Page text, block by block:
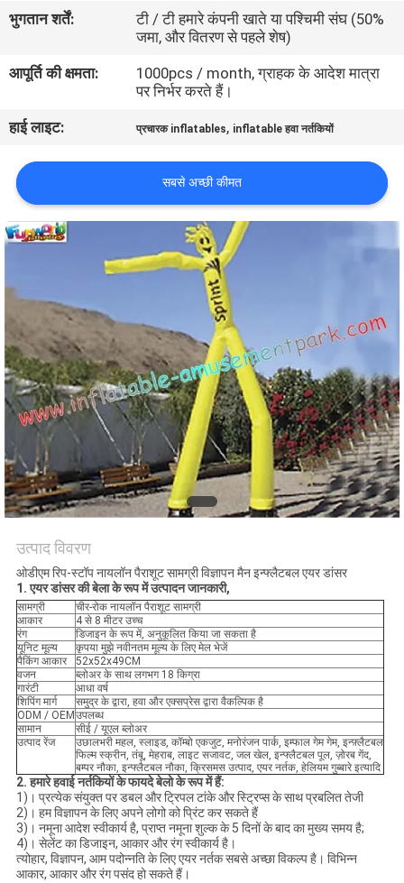
NEWS
साइटमैप
PRIVACY
POLICY
भुगतान शर्तें:
टी / टी हमारे कंपनी खाते या पश्चिमी संघ (50%
जमा, और वितरण से पहले शेष)
आपूर्ति की क्षमता:
1000pcs / month, ग्राहक के आदेश मात्रा
पर निर्भर करते हैं।
हाई लाइट:
प्रचारक inflatables, inflatable हवा नर्तकियों
सबसे अच्छी कीमत
उत्पाद विवरण
ओडीएम रिप-स्टॉप नायलॉन पैराशूट सामग्री विज्ञापन मैन इन्फ्लैटबल एयर डांसर
1. एयर डांसर की बेला के रूप में उत्पादन जानकारी,
सामग्री
चीर-रोक नायलॉन पैराशूट सामग्री
आकार
4 से 8 मीटर उच्च
रंग
डिजाइन के रूप में, अनुकूलित किया जा सकता है
यूनिट मूल्य
कृपया मुझे नवीनतम मूल्य के लिए मेल भेजें
पैकिंग आकार
52x52x49CM
वजन
ब्लोअर के साथ लगभग 18 किग्रा
गारंटी
आधा वर्ष
शिपिंग मार्ग
समुद्र के द्वारा, हवा और एक्सप्रेस द्वारा वैकल्पिक है
ODM / OEM उपलब्ध
सामान
सीई / यूएल ब्लोअर
उत्पाद रेंज
उछालभरी महल, स्लाइड, कॉम्बो एकजुट, मनोरंजन पार्क, इम्फाल गेम गेम, इन्फ़्लैटबल
फिल्म स्क्रीन, तंबू, मेहराब, लाइट सजावट, जल खेल, इन्फ्लैटबल पूल, ज़ोरब गेंद,
बम्पर नौका, इन्फ्लैटबल नौका, क्रिसमस उत्पाद, एयर नर्तक, हेलियम गुब्बारे इत्यादि
2. हमारे हवाई नर्तकियों के फायदे बेलो के रूप में हैं:
1)। प्रत्येक संयुक्त पर डबल और ट्रिपल टांके और स्ट्रिप्स के साथ प्रबलित तेजी
2)। हम विज्ञापन के लिए अपने लोगो को प्रिंट कर सकते हैं
3)। नमूना आदेश स्वीकार्य है, प्राप्त नमूना शुल्क के 5 दिनों के बाद का मुख्य समय है;
4)। सेलेंट का डिजाइन, आकार और रंग स्वीकार्य है।
त्योहार, विज्ञापन, आम पदोन्नति के लिए एयर नर्तक सबसे अच्छा विकल्प है। विभिन्न
आकार, आकार और रंग पसंद हो सकते हैं।